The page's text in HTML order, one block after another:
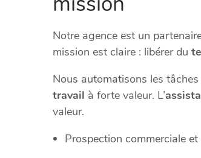
Notre agence est un
mission est claire : libérer du
Nous automatisons les
travail à forte valeur. L’
valeur.
Prospection commerciale et